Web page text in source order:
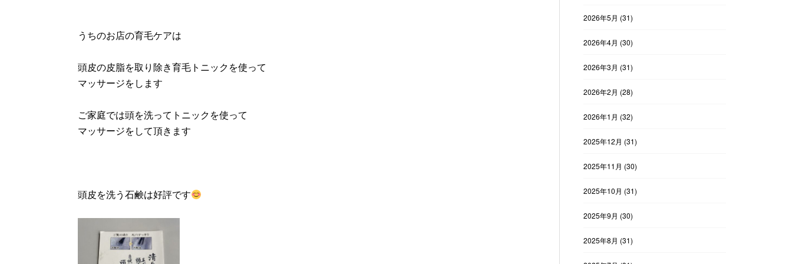
うちのお店の育毛ケアは
頭皮の皮脂を取り除き育毛トニックを使って
マッサージをします
ご家庭では頭を洗ってトニックを使って
マッサージをして頂きます
頭皮を洗う石鹸は好評です
2026年5月 (31)
2026年4月 (30)
2026年3月 (31)
2026年2月 (28)
2026年1月 (32)
2025年12月 (31)
2025年11月 (30)
2025年10月 (31)
2025年9月 (30)
2025年8月 (31)